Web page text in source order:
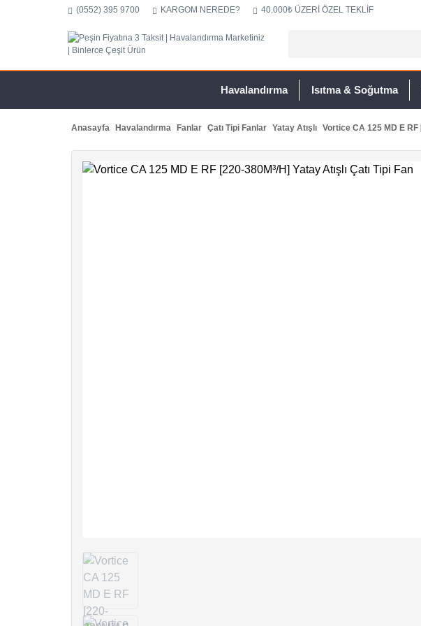
(0552) 395 9700 KARGOM NEREDE? 40.000₺ ÜZERİ ÖZEL TEKLİF
Havalandırma Isıtma & Soğutma
Anasayfa Havalandırma Fanlar Çatı Tipi Fanlar Yatay Atışlı Vortice CA 125 MD E RF